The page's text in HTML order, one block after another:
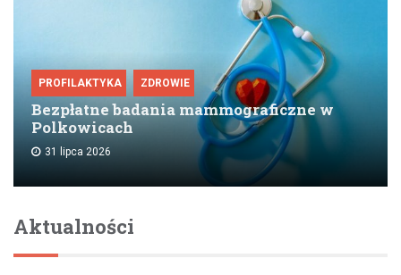
PROFILAKTYKA ZDROWIE
Bezpłatne badania mammograficzne w
Polkowicach
31 lipca 2026
Aktualności